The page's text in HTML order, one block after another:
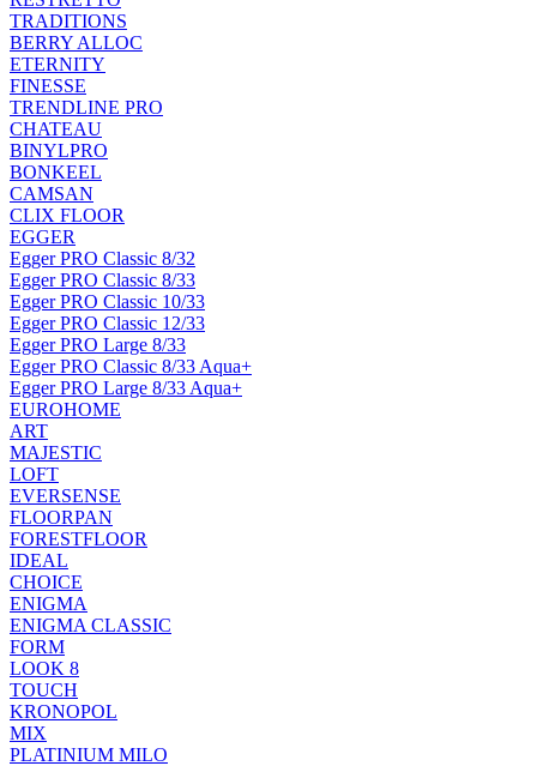
TRADITIONS
BERRY ALLOC
ETERNITY
FINESSE
TRENDLINE PRO
CHATEAU
BINYLPRO
BONKEEL
CAMSAN
CLIX FLOOR
EGGER
Egger PRO Classic 8/32
Egger PRO Classic 8/33
Egger PRO Classic 10/33
Egger PRO Classic 12/33
Egger PRO Large 8/33
Egger PRO Classic 8/33 Aqua+
Egger PRO Large 8/33 Aqua+
EUROHOME
ART
MAJESTIC
LOFT
EVERSENSE
FLOORPAN
FORESTFLOOR
IDEAL
CHOICE
ENIGMA
ENIGMA CLASSIC
FORM
LOOK 8
TOUCH
KRONOPOL
MIX
PLATINIUM MILO